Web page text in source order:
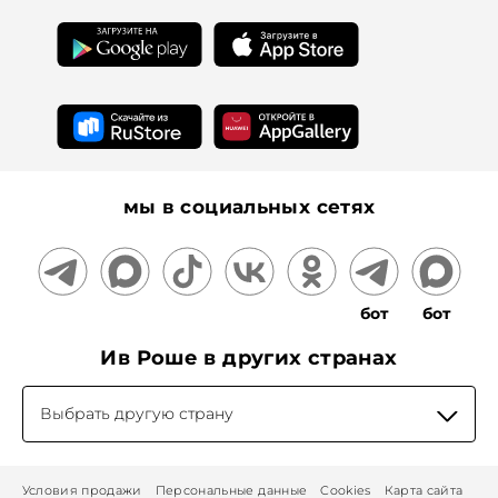
На информационном ресурсе применяются
рекомендательные технологии
мы в социальных сетях
бот бот
Ив Роше в других странах
Выбрать другую страну
Условия продажи Персональные данные Cookies Карта сайта